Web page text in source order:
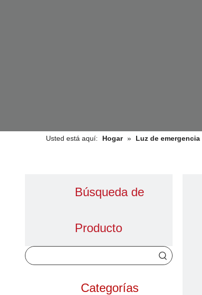
Usted está aquí: Hogar » Luz de emergencia
Búsqueda de
Producto
Categorías